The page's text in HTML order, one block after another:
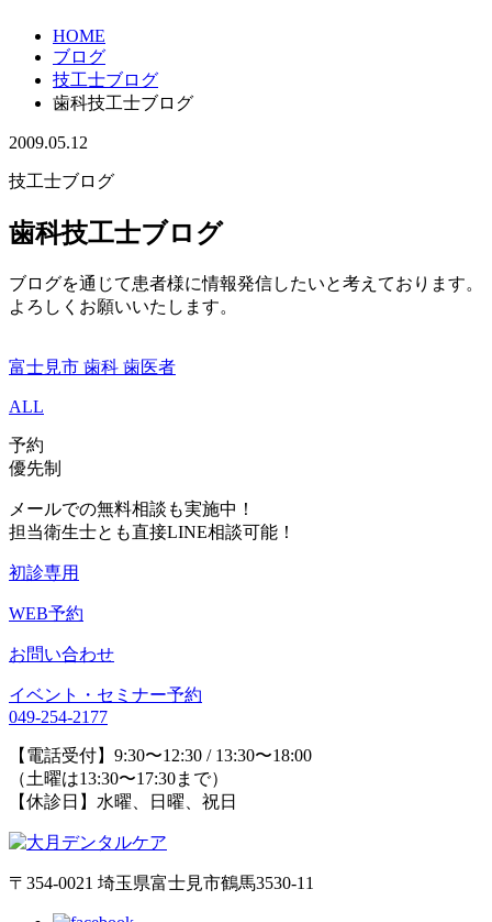
HOME
ブログ
技工士ブログ
歯科技工士ブログ
2009.05.12
技工士ブログ
歯科技工士ブログ
ブログを通じて患者様に情報発信したいと考えております。
よろしくお願いいたします。
富士見市 歯科 歯医者
ALL
予約
優先制
メールでの無料相談も実施中！
担当衛生士とも直接LINE相談可能！
初診専用
WEB予約
お問い合わせ
イベント・セミナー予約
049-254-2177
【電話受付】9:30〜12:30 / 13:30〜18:00
（土曜は13:30〜17:30まで）
【休診日】水曜、日曜、祝日
〒354-0021 埼玉県富士見市鶴馬3530-11